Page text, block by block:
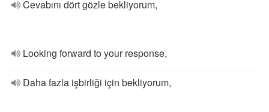
Cevabını dört gözle bekliyorum,
Looking forward to your response,
Daha fazla işbirliği için bekliyorum,